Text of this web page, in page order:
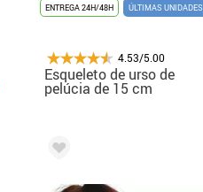
ENTREGA 24H/48H ÚLTIMAS UNIDADES
4.53/5.00
Esqueleto de urso de
pelúcia de 15 cm